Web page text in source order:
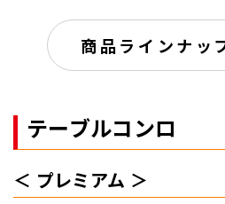
商品ラインナッ
テーブルコンロ
プレミアム